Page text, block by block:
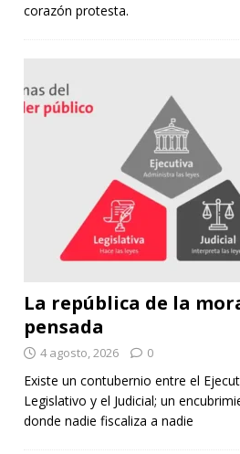
corazón protesta.
La república de la
pensada
4 agosto, 2026 0
Existe un contubernio entre el
Legislativo y el Judicial; un
donde nadie fiscaliza a nadie